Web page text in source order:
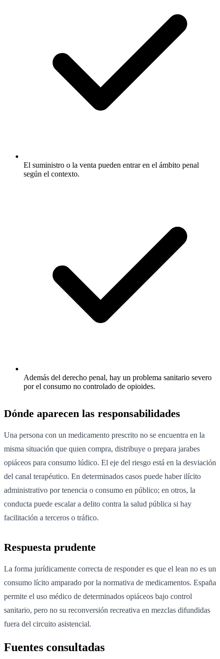
El suministro o la venta pueden entrar en el ámbito penal
según el contexto.
Además del derecho penal, hay un problema sanitario severo
por el consumo no controlado de opioides.
Dónde aparecen las responsabilidades
Una persona con un medicamento prescrito no se encuentra en la
misma situación que quien compra, distribuye o prepara jarabes
opiáceos para consumo lúdico. El eje del riesgo está en la desviación
del canal terapéutico. En determinados casos puede haber ilícito
administrativo por tenencia o consumo en público; en otros, la
conducta puede escalar a delito contra la salud pública si hay
facilitación a terceros o tráfico.
Respuesta prudente
La forma jurídicamente correcta de responder es que el lean no es un
consumo lícito amparado por la normativa de medicamentos. España
permite el uso médico de determinados opiáceos bajo control
sanitario, pero no su reconversión recreativa en mezclas difundidas
fuera del circuito asistencial.
Fuentes consultadas